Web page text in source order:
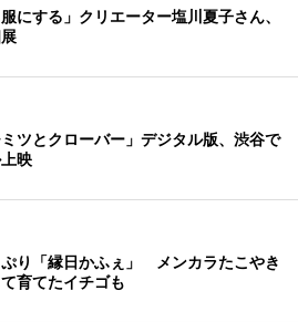
服にする」クリエーター塩川夏子さん、
ツとクローバー」デジタル版、渋谷で
映
り「縁日かふぇ」 メンカラたこやき
育てたイチゴも